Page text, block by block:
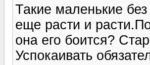
Такие маленькие
еще расти и
она его боится?
Успокаивать